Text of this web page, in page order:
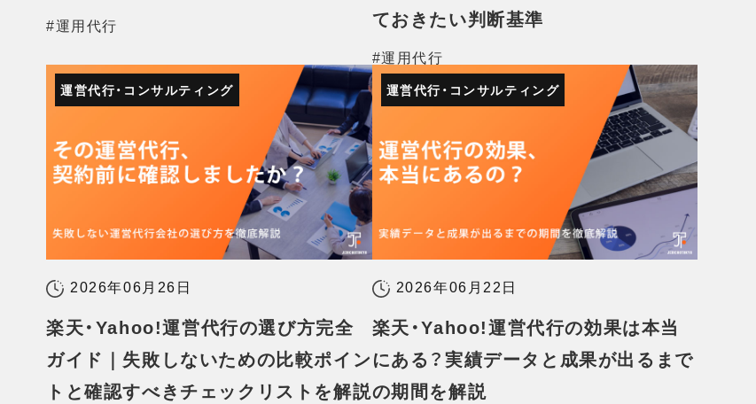
#運用代行
ておきたい判断基準
#運用代行
運営代行・コンサルティング
2026年06月26日
楽天・Yahoo!運営代行の選び方完全
ガイド｜失敗しないための比較ポイン
トと確認すべきチェックリストを解説
運営代行・コンサルティング
2026年06月22日
楽天・Yahoo!運営代行の効果は本当
にある？実績データと成果が出るまで
の期間を解説